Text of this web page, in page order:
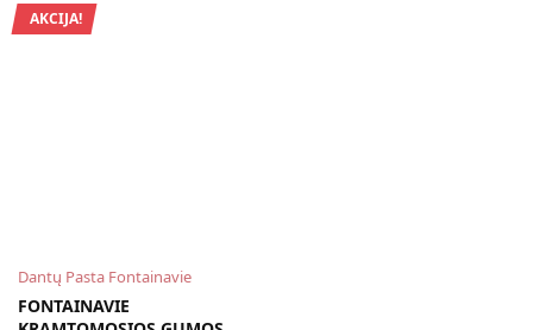
AKCIJA!
Dantų Pasta Fontainavie
FONTAINAVIE